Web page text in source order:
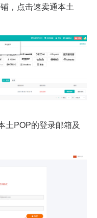
，点击速卖通本土
土POP的登录邮箱及